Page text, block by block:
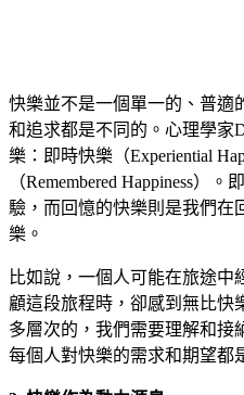
快樂並不是一個單一的、普適
和追求都是不同的。心理學家
樂：即時快樂（Experiential
（Remembered Happiness）
驗，而回憶的快樂則是我們在
樂。
比如說，一個人可能在旅途中
顧這段旅程時，卻感到無比快
多層次的，我們需要理解和接
每個人對快樂的需求和期望都